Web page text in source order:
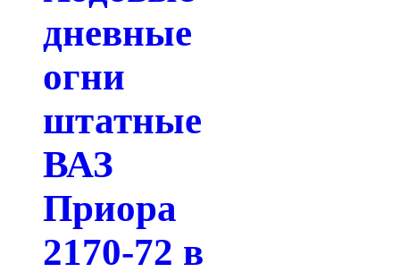
дневные
огни
штатные
ВАЗ
Приора
2170-72 в